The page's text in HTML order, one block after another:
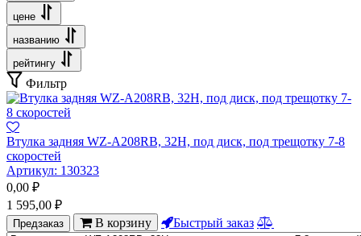
цене
названию
рейтингу
Фильтр
Втулка задняя WZ-A208RB, 32H, под диск, под трещотку 7-8
скоростей
Артикул: 130323
0,00 ₽
1 595,00 ₽
Предзаказ В корзину Быстрый заказ